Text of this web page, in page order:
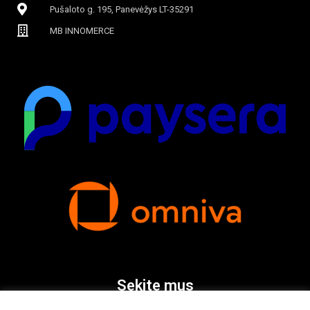
Pušaloto g. 195, Panevėžys LT-35291
MB INNOMERCE
Sekite mus